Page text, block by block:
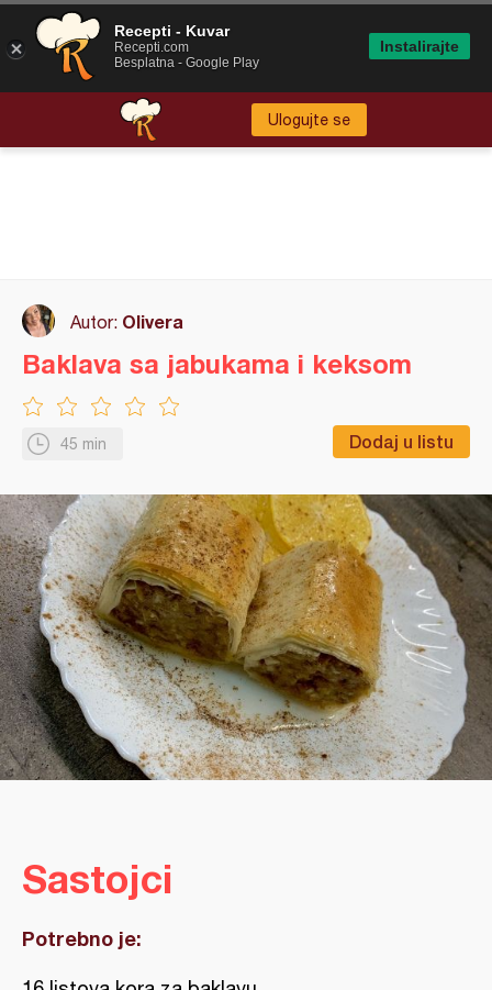
Ulogujte se
Autor: Olivera
45 min Dodaj u listu
Baklava sa jabukama i keksom
Sastojci
Potrebno je:
Recepti - Kuvar
Recepti.com
Besplatna - Google Play
Instalirajte